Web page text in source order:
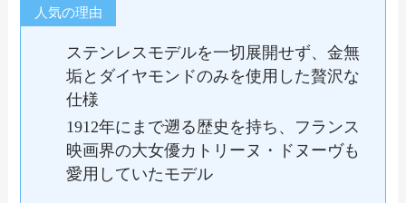
人気の理由
ステンレスモデルを一切展開せず、金無
垢とダイヤモンドのみを使用した贅沢な
仕様
1912年にまで遡る歴史を持ち、フランス
映画界の大女優カトリーヌ・ドヌーヴも
愛用していたモデル